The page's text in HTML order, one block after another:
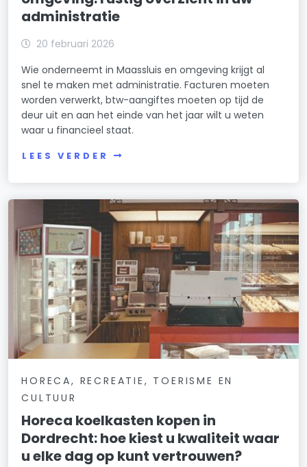
administratie
20 februari 2026
Wie onderneemt in Maassluis en omgeving krijgt al
snel te maken met administratie. Facturen moeten
worden verwerkt, btw-aangiftes moeten op tijd de
deur uit en aan het einde van het jaar wilt u weten
waar u financieel staat.
LEES VERDER
HORECA, RECREATIE, TOERISME EN
CULTUUR
Horeca koelkasten kopen in
Dordrecht: hoe kiest u kwaliteit waar
u elke dag op kunt vertrouwen?